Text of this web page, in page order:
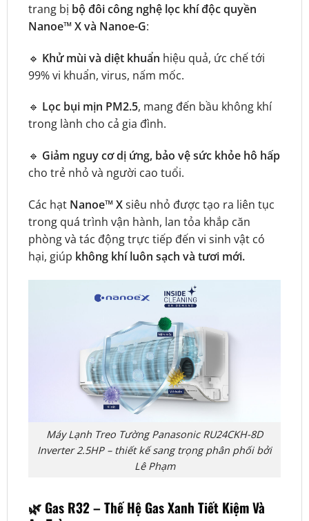
trang bị bộ đôi công nghệ lọc khí độc quyền
Nanoe™ X và Nanoe-G:
🔹 Khử mùi và diệt khuẩn hiệu quả, ức chế tới
99% vi khuẩn, virus, nấm mốc.
🔹 Lọc bụi mịn PM2.5, mang đến bầu không khí
trong lành cho cả gia đình.
🔹 Giảm nguy cơ dị ứng, bảo vệ sức khỏe hô hấp
cho trẻ nhỏ và người cao tuổi.
Các hạt Nanoe™ Xsiêu nhỏ được tạo ra liên tục
trong quá trình vận hành, lan tỏa khắp căn
phòng và tác động trực tiếp đến vi sinh vật có
hại, giúp không khí luôn sạch và tươi mới.
Máy Lạnh Treo Tường Panasonic RU24CKH-8D
Inverter 2.5HP – thiết kế sang trọng phân phối bởi
Lê Phạm
🌿 Gas R32 – Thế Hệ Gas Xanh Tiết Kiệm Và